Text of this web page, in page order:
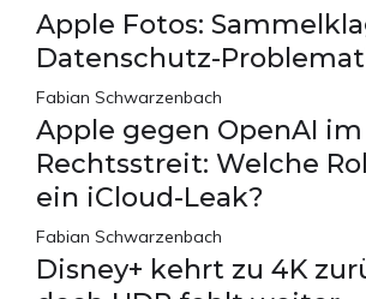
Apple Fotos:
Datenschutz-
Fabian Schwarzenbach
Apple gegen OpenAI im
Rechtsstreit: Welche
ein iCloud-Leak?
Fabian Schwarzenbach
Disney+ kehrt zu 4K